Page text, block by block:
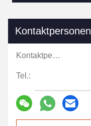
Kontaktpersonen
Kontaktpersonen:
Tel.: